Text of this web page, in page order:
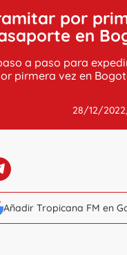
por
en
a paso para
pirmera vez en
28/12/
Telegram
Añadir Tropicana FM en